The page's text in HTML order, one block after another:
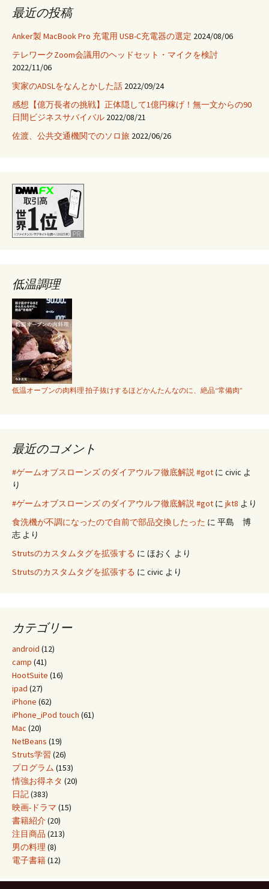
ナ
ビ
ゲ
ー
ョ
ン
最近の投稿
Anker製 MacBook Pro 充電用 USB-C充電器の選定 2024/08/06
テレワークZoom会議用のヘッドセット・マイクを検討
2022/11/06
実家のADSLをなんとかした話 2022/09/24
感想【億万長者の挑戦】正体隠して1億円稼げ！無一文からの90
日間ビジネスサバイバル 2022/08/21
佐渡、公共交通機関でのソロ旅 2022/06/26
低温調理
低温オーブンの肉料理 拍子抜けするほどかんたんなのに、絶品“常備肉”
最近のコメント
#ゲームオブスローンズ のダイアウルフ徹底解説 #got に civic よ
り
#ゲームオブスローンズ のダイアウルフ徹底解説 #got に jkt8 より
食洗機が不調になったので自前で部品交換したった に 平島 博
志 より
Strutsのカスタムタグを拡張する に ほおく より
Strutsのカスタムタグを拡張する に civic より
カテゴリー
android (12)
camp (41)
HootSuite (16)
ipad (27)
iPhone (62)
iPhone_iPod touch (61)
Mac (20)
NetBeans (19)
Struts学習 (26)
プログラム (153)
情強お得ネタ (20)
日記(383)
映画-ドラマ (15)
書籍紹介(20)
注目商品 (213)
男の料理 (8)
電子書籍(12)